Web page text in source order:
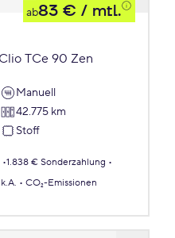
ab83 € / mtl.
TCe 90 Zen
Manuell
42.775 km
Stoff
1.838 € Sonderzahlung
k.A.
CO₂-Emissionen